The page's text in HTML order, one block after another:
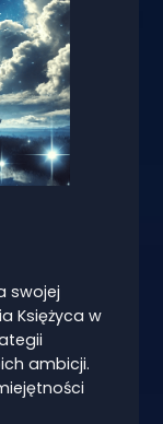
swojej
Księżyca w
ambicji.